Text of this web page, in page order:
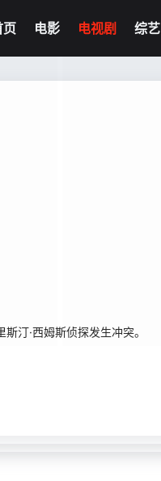
页 电影 电视剧 综艺
汀·西姆斯侦探发生冲突。